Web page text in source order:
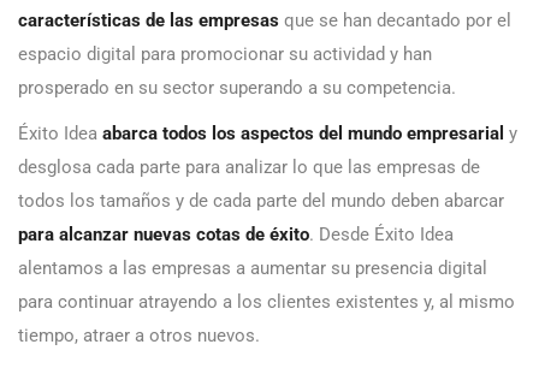
características de las empresas que se han decantado por el
espacio digital para promocionar su actividad y han
prosperado en su sector superando a su competencia.
Éxito Idea abarca todos los aspectos del mundo empresarial y
desglosa cada parte para analizar lo que las empresas de
todos los tamaños y de cada parte del mundo deben abarcar
para alcanzar nuevas cotas de éxito. Desde Éxito Idea
alentamos a las empresas a aumentar su presencia digital
para continuar atrayendo a los clientes existentes y, al mismo
tiempo, atraer a otros nuevos.